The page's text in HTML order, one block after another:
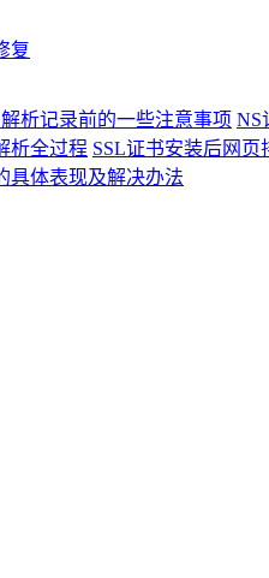
复
析记录前的一些注意事项 NS
析全过程 SSL证书安装后网页
具体表现及解决办法